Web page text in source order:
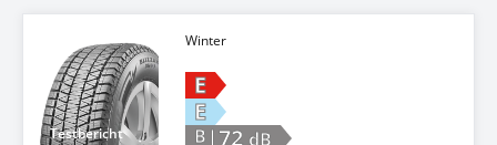
Testbericht
Winter
E
E
B |72 dB